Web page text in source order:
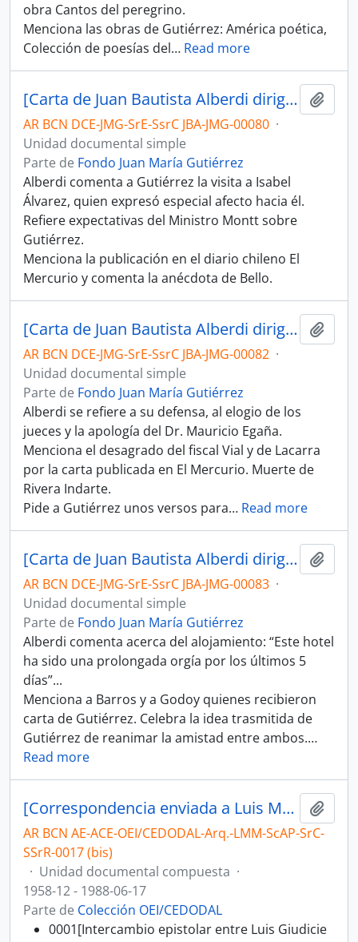
obra Cantos del peregrino.
Menciona las obras de Gutiérrez: América poética,
Colección de poesías del… Read more
[Carta de Juan Bautista Alberdi dirigida a Juan María Gutiérrez]
AR BCN DCE-JMG-SrE-SsrC JBA-JMG-00080 ·
Unidad documental simple
Parte de Fondo Juan María Gutiérrez
Alberdi comenta a Gutiérrez la visita a Isabel
Álvarez, quien expresó especial afecto hacia él.
Refiere expectativas del Ministro Montt sobre
Gutiérrez.
Menciona la publicación en el diario chileno El
Mercurio y comenta la anécdota de Bello.
[Carta de Juan Bautista Alberdi dirigida a Juan María Gutiérrez]
AR BCN DCE-JMG-SrE-SsrC JBA-JMG-00082 ·
Unidad documental simple
Parte de Fondo Juan María Gutiérrez
Alberdi se refiere a su defensa, al elogio de los
jueces y la apología del Dr. Mauricio Egaña.
Menciona el desagrado del fiscal Vial y de Lacarra
por la carta publicada en El Mercurio. Muerte de
Rivera Indarte.
Pide a Gutiérrez unos versos para… Read more
[Carta de Juan Bautista Alberdi dirigida a Juan María Gutiérrez]
AR BCN DCE-JMG-SrE-SsrC JBA-JMG-00083 ·
Unidad documental simple
Parte de Fondo Juan María Gutiérrez
Alberdi comenta acerca del alojamiento: “Este hotel
ha sido una prolongada orgía por los últimos 5
días”...
Menciona a Barros y a Godoy quienes recibieron
carta de Gutiérrez. Celebra la idea trasmitida de
Gutiérrez de reanimar la amistad entre ambos.…
Read more
[Correspondencia enviada a Luis Morea]
AR BCN AE-ACE-OEI/CEDODAL-Arq.-LMM-ScAP-SrC-
SSrR-0017 (bis)
· Unidad documental compuesta ·
1958-12 - 1988-06-17
Parte de Colección OEI/CEDODAL
0001[Intercambio epistolar entre Luis Giudicie